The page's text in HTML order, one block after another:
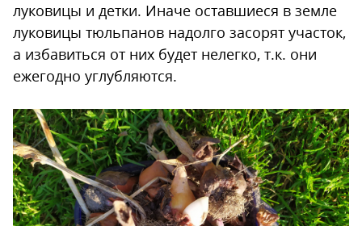
луковицы и детки. Иначе оставшиеся в земле
луковицы тюльпанов надолго засорят участок,
а избавиться от них будет нелегко, т.к. они
ежегодно углубляются.